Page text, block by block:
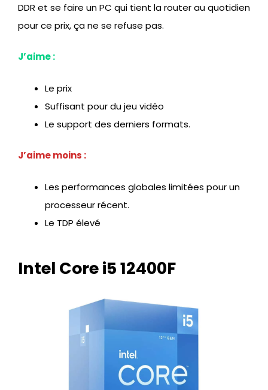
DDR et se faire un PC qui tient la router au quotidien
pour ce prix, ça ne se refuse pas.
J’aime :
Le prix
Suffisant pour du jeu vidéo
Le support des derniers formats.
J’aime moins :
Les performances globales limitées pour un
processeur récent.
Le TDP élevé
Intel Core i5 12400F